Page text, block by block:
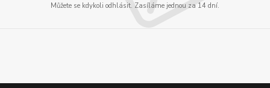
Můžete se kdykoli odhlásit. Zasíláme jednou za 14 dní.